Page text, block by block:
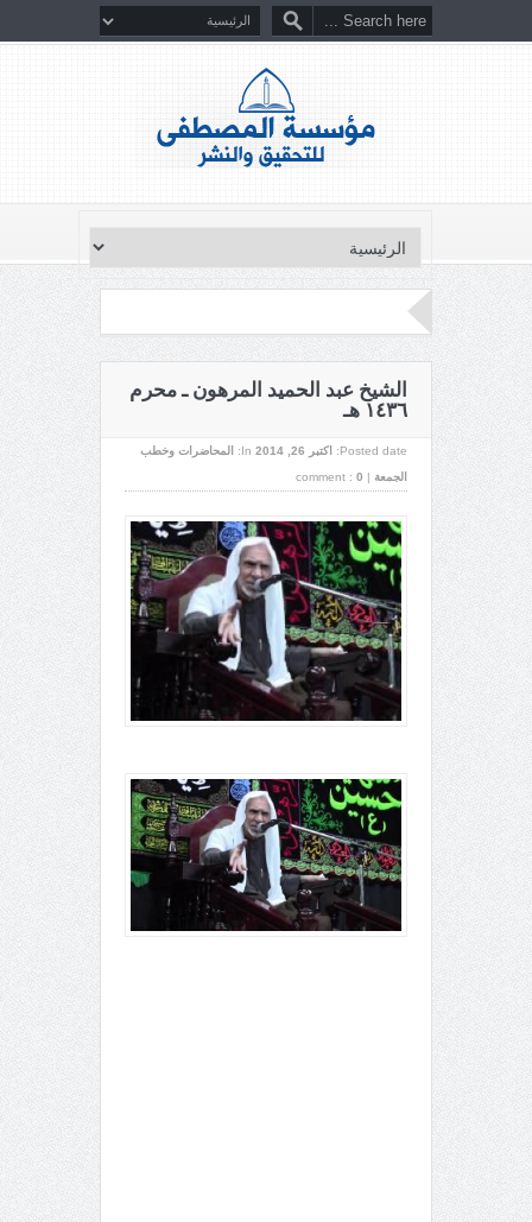
الشيخ عبد الحميد المرهون ـ محرم
١٤٣٦ هـ
Posted date: اکتبر 26, 2014 In:
المحاضرات وخطب
الجمعة |
comment : 0